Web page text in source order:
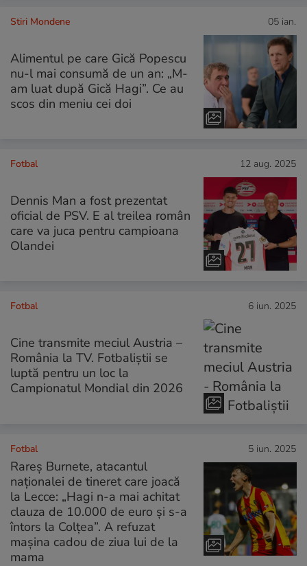
Stiri Mondene 05 ian.
Alimentul pe care Gică Popescu
nu-l mai consumă de un an: „M-
am luat după Gică Hagi”. Ce au
scos din meniu cei doi
Fotbal 12 aug. 2025
Dennis Man a fost prezentat
oficial de PSV. E al treilea român
care va juca pentru campioana
Olandei
Fotbal 6 iun. 2025
Cine transmite meciul Austria –
România la TV. Fotbaliștii se
luptă pentru un loc la
Campionatul Mondial din 2026
Fotbal 5 iun. 2025
Rareș Burnete, atacantul
naționalei de tineret care joacă
la Lecce: „Hagi n-a mai achitat
clauza de 10.000 de euro și s-a
întors la Colțea”. A refuzat
mașina cadou de ziua lui de la
mama